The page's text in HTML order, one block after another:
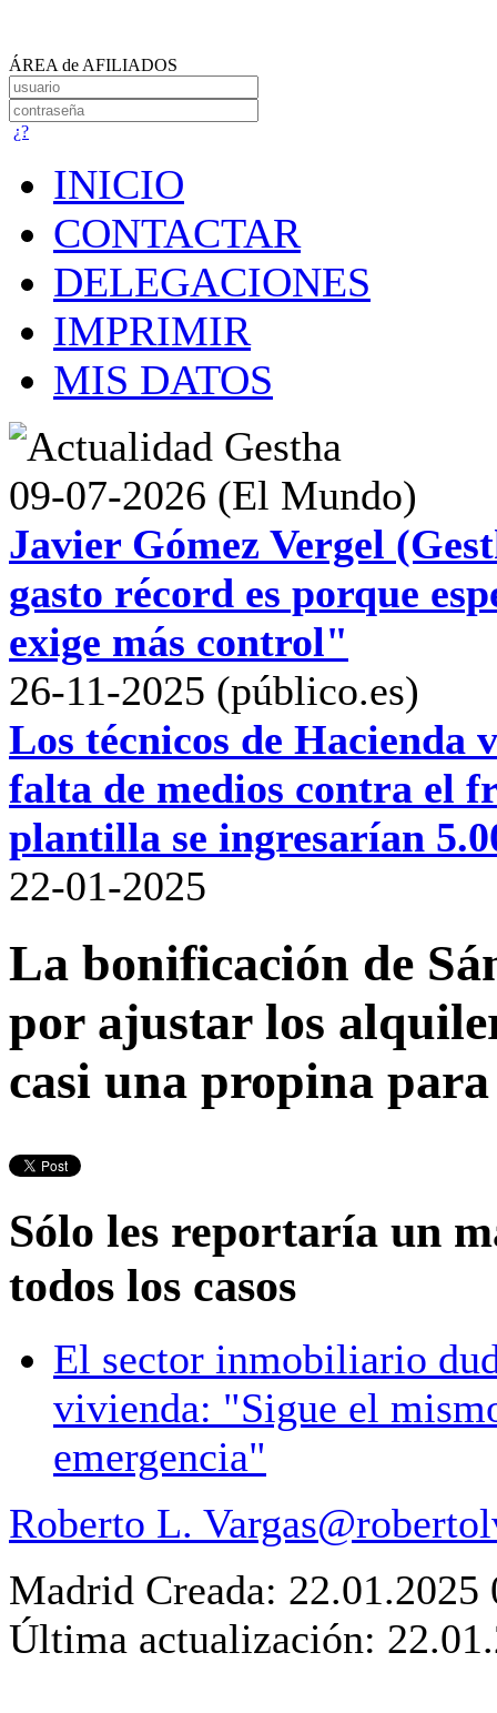
ÁREA de AFILIADOS
¿?
INICIO
CONTACTAR
DELEGACIONES
IMPRIMIR
MIS DATOS
09-07-2026 (El Mundo)
Javier Gómez Vergel
gasto récord es porque
exige más control"
26-11-2025 (público.es)
Los técnicos de Hacienda
falta de medios contra el
plantilla se ingresarían
22-01-2025
La bonificación de
por ajustar los
casi una propina para
Sólo les reportaría un
todos los casos
El sector inmobiliario
vivienda: "Sigue el
emergencia"
Roberto L. Vargas
Madrid Creada: 22.01.2025
Última actualización: